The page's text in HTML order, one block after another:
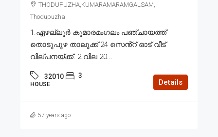
THODUPUZHA,KUMARAMARAMGALSAM,
Thodupuzha
1.ഏഴല്ലൂർ കുമാരമംഗലം പഞ്ചായത്ത്
തൊടുപുഴ താലൂക്ക് 24 സെൻ്റ് ഓട് വീട്
വില്പനയ്ക്ക്. 2.വില 20...
32010 3
HOUSE Details
57 years ago